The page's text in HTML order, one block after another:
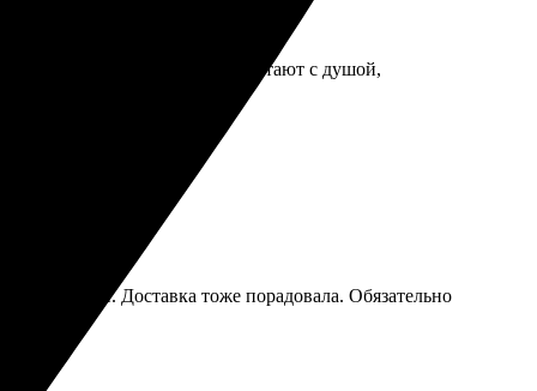
учли все мои пожелания. Работают с душой,
Доставка тоже порадовала. Обязательно